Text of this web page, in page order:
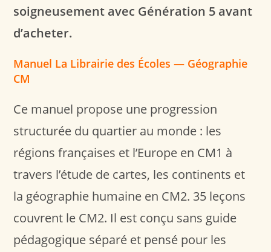
soigneusement avec Génération 5 avant
d’acheter.
Manuel La Librairie des Écoles — Géographie
CM
Ce manuel propose une progression
structurée du quartier au monde : les
régions françaises et l’Europe en CM1 à
travers l’étude de cartes, les continents et
la géographie humaine en CM2. 35 leçons
couvrent le CM2. Il est conçu sans guide
pédagogique séparé et pensé pour les